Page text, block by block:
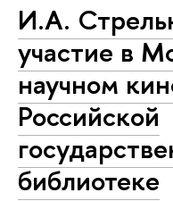
И.А.
участие в
научном
Российской
библиотеке